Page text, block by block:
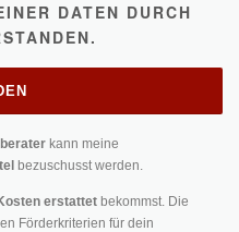
DATEN DURCH
kann meine
bezuschusst werden.
erstattet bekommst. Die
Förderkriterien für dein